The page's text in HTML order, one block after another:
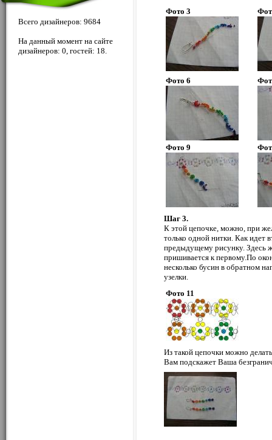
Всего дизайнеров: 9684
На данный момент на сайте
дизайнеров: 0, гостей: 18.
Фото 3
Фото 6
Фото 9
Шаг 3.
К этой цепочке, можно, при
только одной нитки. Как идет
предыдущему рисунку. Здесь
пришивается к первому.По
несколько бусин в обратном
узелки.
Фото 11
Из такой цепочки можно
Вам подскажет Ваша